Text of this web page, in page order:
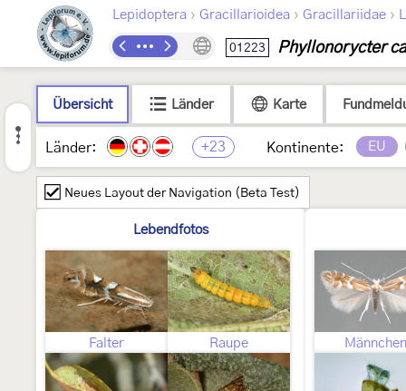
Lepidoptera › Gracillarioidea › Gracillariidae ›
01223 Phyllonorycter
Übersicht Länder Karte
Länder: +23 Kontinente: EU
Neues Layout der Navigation (Beta Test)
Lebendfotos
Falter Raupe Männchen